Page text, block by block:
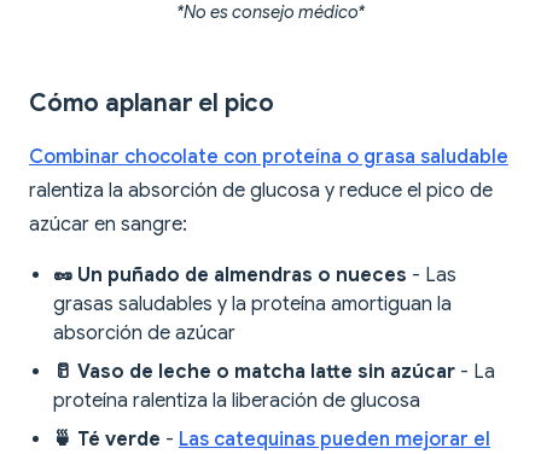
*No es consejo médico*
Cómo aplanar el pico
Combinar chocolate con proteína o grasa saludable
ralentiza la absorción de glucosa y reduce el pico de
azúcar en sangre:
🥜 Un puñado de almendras o nueces - Las
grasas saludables y la proteína amortiguan la
absorción de azúcar
🥛 Vaso de leche o matcha latte sin azúcar - La
proteína ralentiza la liberación de glucosa
🍵 Té verde - Las catequinas pueden mejorar el